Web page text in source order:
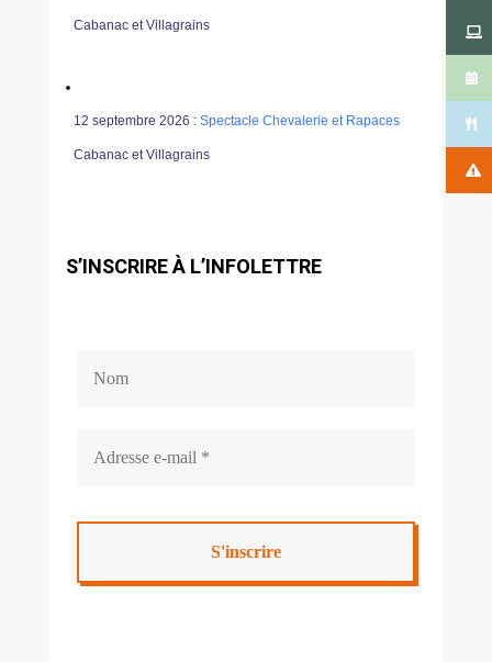
Cabanac et Villagrains
12 septembre 2026 : Spectacle Chevalerie et Rapaces
Cabanac et Villagrains
S’INSCRIRE À L’INFOLETTRE